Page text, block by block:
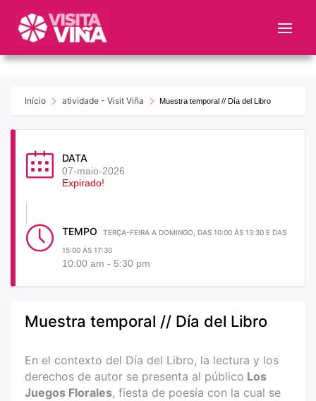
este
web
sistemaInício atividade - Visit Viña Muestra temporal // Día del Libro
DATA
07-maio-2026
Expirado!
TEMPO TERÇA-FEIRA A DOMINGO, DAS 10:00 ÀS 13:30 E DAS
15:00 ÀS 17:30
10:00 am - 5:30 pm
Muestra temporal // Día del Libro
En el contexto del Día del Libro, la lectura y los
derechos de autor se presenta al público Los
Juegos Florales, fiesta de poesía con la cual se